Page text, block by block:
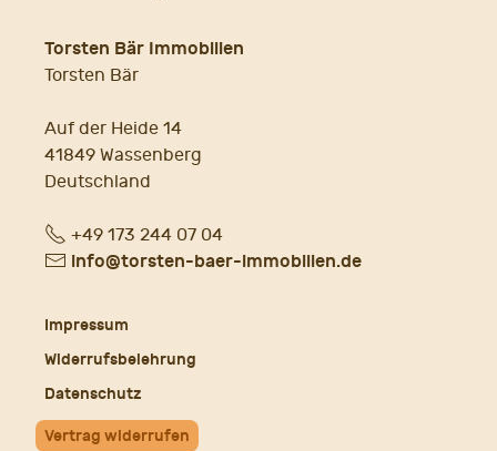
Torsten Bär Immobilien
Torsten Bär
Auf der Heide 14
41849 Wassenberg
Deutschland
Fon+49 173 244 07 04
E- info@torsten-baer-immobilien.de
Impressum
Widerrufsbelehrung
Datenschutz
Vertrag widerrufen